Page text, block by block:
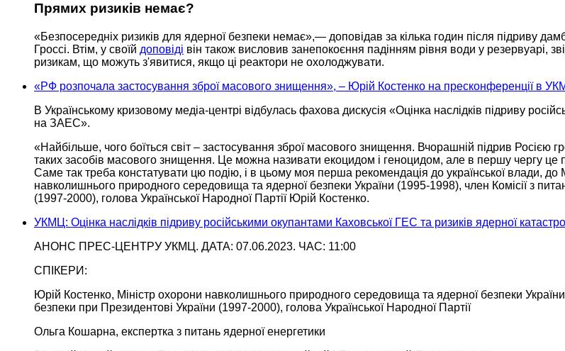
Прямих ризиків немає?
«Безпосередніх ризиків для ядерної безпеки немає»,— доповідав за кілька годин після підриву
Гроссі. Втім, у своїй доповіді він також висловив занепокоєння падінням рівня води у резервуарі,
ризикам, що можуть з'явитися, якщо ці реактори не охолоджувати.
«РФ розпочала застосування зброї масового знищення», – Юрій Костенко на пресконференції в
В Українському кризовому медіа-центрі відбулась фахова дискусія «Оцінка наслідків підриву
на ЗАЕС».
«Найбільше, чого боїться світ – застосування зброї масового знищення. Вчорашній підрив
таких засобів масового знищення. Це можна називати екоцидом і геноцидом, але в першу чергу це
Саме так треба констатувати цю подію, і в цьому моя перша рекомендація до українськоївлади, до
навколишнього природного середовища та ядерної безпеки України (1995-1998), член Комісії з
(1997-2000), голова Української Народної Партії Юрій Костенко.
УКМЦ: Оцінка наслідків підриву російськими окупантами Каховської ГЕС та ризиків ядерної
АНОНС ПРЕС-ЦЕНТРУ УКМЦ. ДАТА: 07.06.2023. ЧАС: 11:00
СПІКЕРИ:
Юрій Костенко, Міністр охорони навколишнього природного середовища та ядерної безпеки України
безпеки при Президентові України (1997-2000), голова Української Народної Партії
Ольга Кошарна, експертка з питань ядерної енергетики